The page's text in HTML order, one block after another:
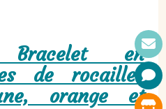
Bracelet en
de rocailles
orange et